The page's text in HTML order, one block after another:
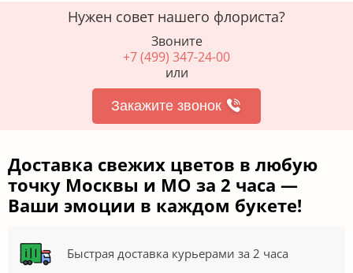
Нужен совет нашего флориста?
Звоните
+7 (499) 347-24-00
или
Закажите звонок
Доставка свежих цветов в любую
точку Москвы и МО за 2 часа —
Ваши эмоции в каждом букете!
Быстрая доставка курьерами за 2 часа